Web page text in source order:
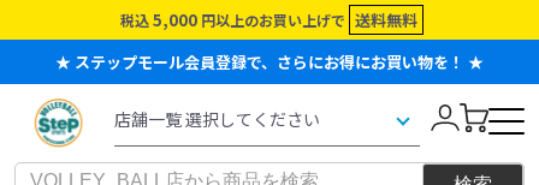
税込 5,000 円以上のお買い上げで 送料無料
★ ステップモール会員登録で、さらにお得にお買い物を！ ★